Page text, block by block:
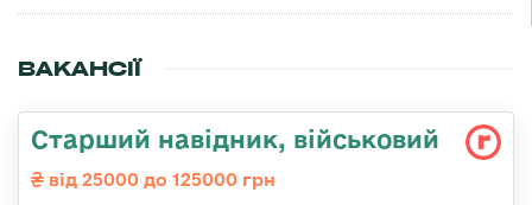
ВАКАНСІЇ
Стаpший навідник, військовий
від 25000 до 125000 грн